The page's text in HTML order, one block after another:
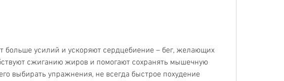
сжиганию жиров и помогают сохранять мышечную
выбирать упражнения, не всегда быстрое похудение